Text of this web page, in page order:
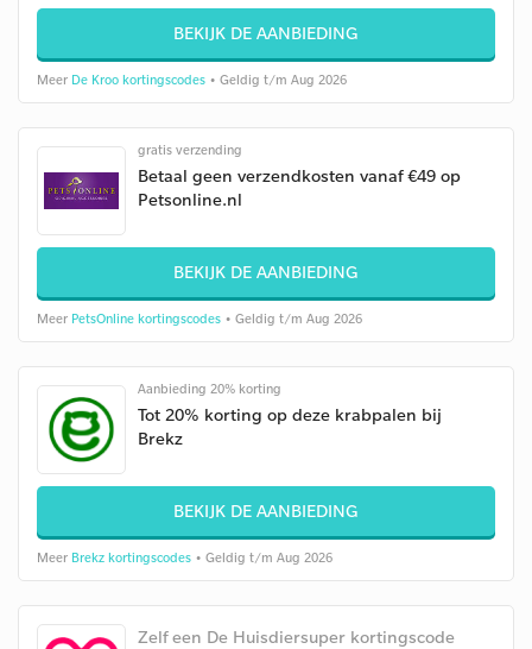
BEKIJK DE AANBIEDING
Meer De Kroo kortingscodes • Geldig t/m Aug 2026
gratis verzending
Betaal geen verzendkosten vanaf €49 op
Petsonline.nl
BEKIJK DE AANBIEDING
Meer PetsOnline kortingscodes • Geldig t/m Aug 2026
Aanbieding 20% korting
Tot 20% korting op deze krabpalen bij
Brekz
BEKIJK DE AANBIEDING
Meer Brekz kortingscodes • Geldig t/m Aug 2026
Zelf een De Huisdiersuper kortingscode